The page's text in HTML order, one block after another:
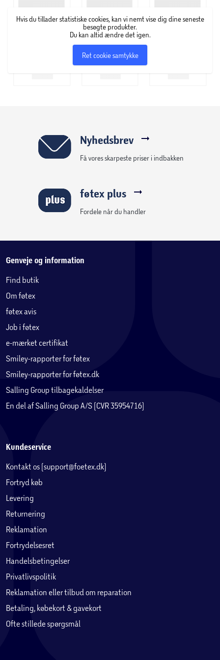
Hvis du tillader statistiske cookies, kan vi nemt vise dig dine seneste
besøgte produkter.
Du kan altid ændre det igen.
Ret cookie samtykke
Nyhedsbrev
Få vores skarpeste priser i indbakken
føtex plus
Fordele når du handler
Genveje og information
Find butik
Om føtex
føtex avis
Job i føtex
e-mærket certifikat
Smiley-rapporter for føtex
Smiley-rapporter for føtex.dk
Salling Group tilbagekaldelser
En del af Salling Group A/S (CVR 35954716)
Kundeservice
Kontakt os (support@foetex.dk)
Fortryd køb
Levering
Returnering
Reklamation
Fortrydelsesret
Handelsbetingelser
Privatlivspolitik
Reklamation eller tilbud om reparation
Betaling, købekort & gavekort
Ofte stillede spørgsmål